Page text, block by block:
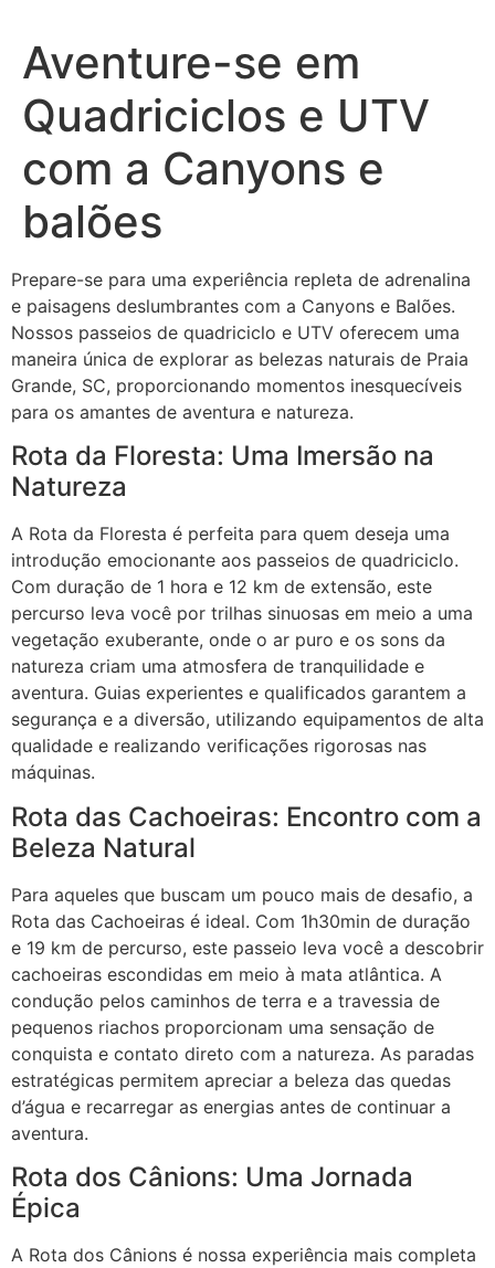
Aventure-se em
Quadriciclos e UTV
com a Canyons e
balões
Prepare-se para uma experiência repleta de adrenalina
e paisagens deslumbrantes com a Canyons e Balões.
Nossos passeios de quadriciclo e UTV oferecem uma
maneira única de explorar as belezas naturais de Praia
Grande, SC, proporcionando momentos inesquecíveis
para os amantes de aventura e natureza.
Rota da Floresta: Uma Imersão na
Natureza
A Rota da Floresta é perfeita para quem deseja uma
introdução emocionante aos passeios de quadriciclo.
Com duração de 1 hora e 12 km de extensão, este
percurso leva você por trilhas sinuosas em meio a uma
vegetação exuberante, onde o ar puro e os sons da
natureza criam uma atmosfera de tranquilidade e
aventura. Guias experientes e qualificados garantem a
segurança e a diversão, utilizando equipamentos de alta
qualidade e realizando verificações rigorosas nas
máquinas.
Rota das Cachoeiras: Encontro com a
Beleza Natural
Para aqueles que buscam um pouco mais de desafio, a
Rota das Cachoeiras é ideal. Com 1h30min de duração
e 19 km de percurso, este passeio leva você a descobrir
cachoeiras escondidas em meio à mata atlântica. A
condução pelos caminhos de terra e a travessia de
pequenos riachos proporcionam uma sensação de
conquista e contato direto com a natureza. As paradas
estratégicas permitem apreciar a beleza das quedas
d’água e recarregar as energias antes de continuar a
aventura.
Rota dos Cânions: Uma Jornada
Épica
A Rota dos Cânions é nossa experiência mais completa